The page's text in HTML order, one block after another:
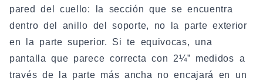
pared del cuello: la sección que se encuentra
dentro del anillo del soporte, no la parte exterior
en la parte superior. Si te equivocas, una
pantalla que parece correcta con 2¼” medidos a
través de la parte más ancha no encajará en un